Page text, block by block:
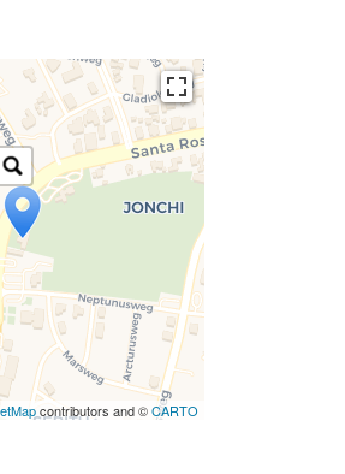
is loading...
this after your
completely,
are missing.
contributors and ©CARTO